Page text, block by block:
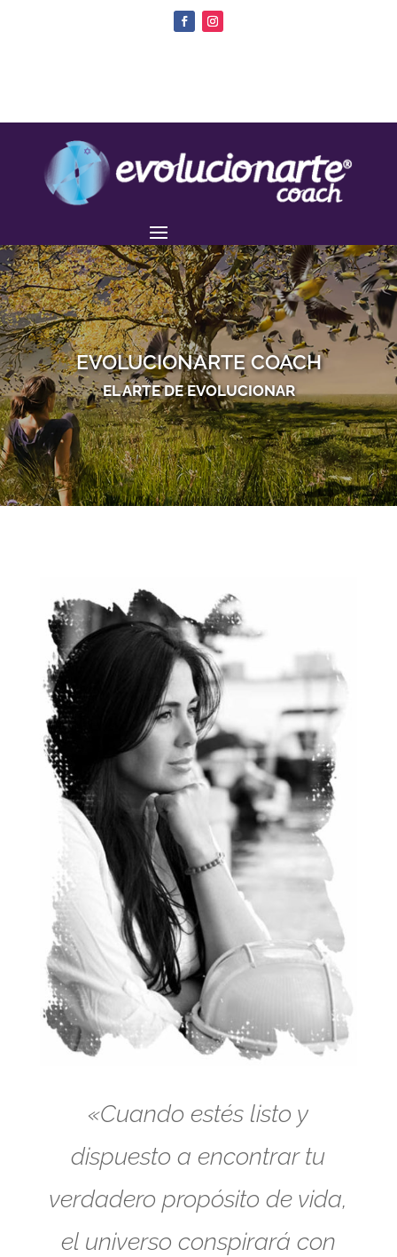
EVOLUCIONARTE COACH
EL ARTE DE EVOLUCIONAR
«Cuando estés listo y
dispuesto a encontrar tu
verdadero propósito de vida,
el universo conspirará con